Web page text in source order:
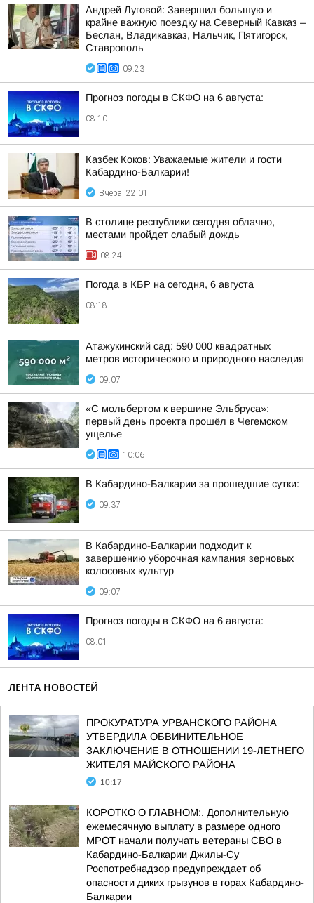
Андрей Луговой: Завершил большую и
крайне важную поездку на Северный Кавказ –
Беслан, Владикавказ, Нальчик, Пятигорск,
Ставрополь
09:23
Прогноз погоды в СКФО на 6 августа:
08:10
Казбек Коков: Уважаемые жители и гости
Кабардино-Балкарии!
Вчера, 22:01
В столице республики сегодня облачно,
местами пройдет слабый дождь
08:24
Погода в КБР на сегодня, 6 августа
08:18
Атажукинский сад: 590 000 квадратных
метров исторического и природного наследия
09:07
«С мольбертом к вершине Эльбруса»:
первый день проекта прошёл в Чегемском
ущелье
10:06
В Кабардино-Балкарии за прошедшие сутки:
09:37
В Кабардино-Балкарии подходит к
завершению уборочная кампания зерновых
колосовых культур
09:07
Прогноз погоды в СКФО на 6 августа:
08:01
ЛЕНТА НОВОСТЕЙ
ПРОКУРАТУРА УРВАНСКОГО РАЙОНА
УТВЕРДИЛА ОБВИНИТЕЛЬНОЕ
ЗАКЛЮЧЕНИЕ В ОТНОШЕНИИ 19-ЛЕТНЕГО
ЖИТЕЛЯ МАЙСКОГО РАЙОНА
10:17
КОРОТКО О ГЛАВНОМ:. Дополнительную
ежемесячную выплату в размере одного
МРОТ начали получать ветераны СВО в
Кабардино-Балкарии Джилы-Су
Роспотребнадзор предупреждает об
опасности диких грызунов в горах Кабардино-
Балкарии